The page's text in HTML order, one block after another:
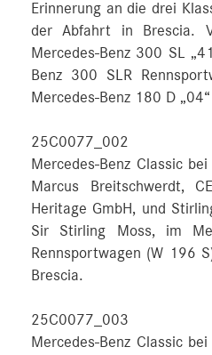
Erinnerung an die drei
der Abfahrt in Brescia.
Mercedes-Benz 300 SL
Benz 300 SLR
Mercedes-Benz 180 D
25C0077_002
Mercedes-Benz Classic
Marcus Breitschwerdt,
Heritage GmbH, und
Sir Stirling Moss, im
Rennsportwagen (W 196
Brescia.
25C0077_003
Mercedes-Benz Classic